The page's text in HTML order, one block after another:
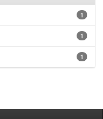
1
1
1